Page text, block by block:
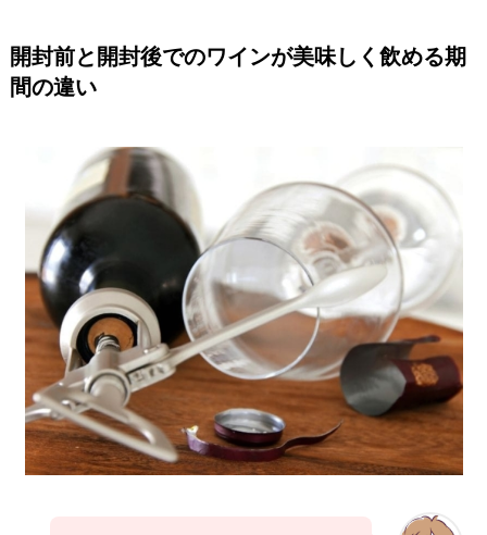
開封前と開封後でのワインが美味しく飲める期
間の違い